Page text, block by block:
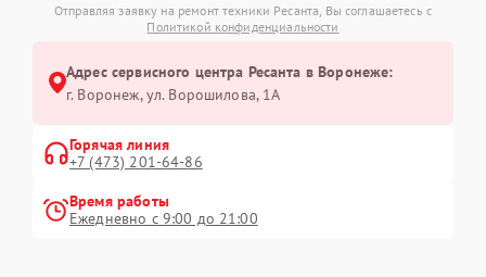
Отправляя заявку на ремонт техники Ресанта, Вы соглашаетесь с
Политикой конфиденциальности
Адрес сервисного центра Ресанта в Воронеже:
г. Воронеж, ул. Ворошилова, 1А
Горячая линия
+7 (473) 201-64-86
Время работы
Ежедневно с 9:00 до 21:00